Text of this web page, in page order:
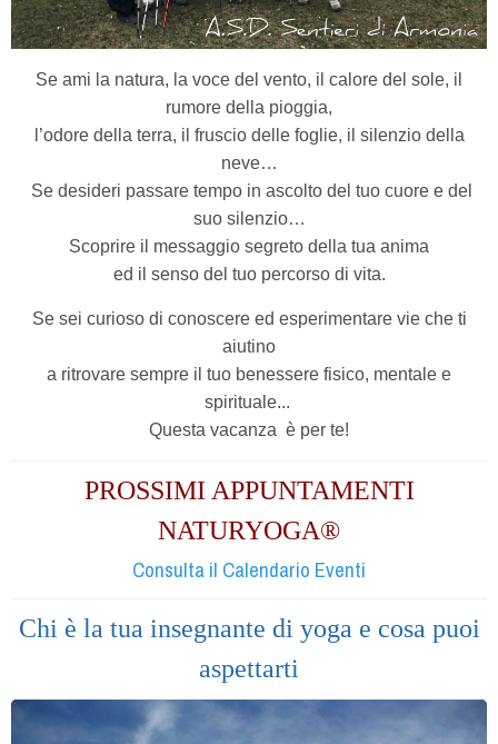
Se ami la natura, la voce del vento, il calore del sole, il
rumore della pioggia,
l’odore della terra, il fruscio delle foglie, il silenzio della
neve…
Se desideri passare tempo in ascolto del tuo cuore e del
suo silenzio…
Scoprire il messaggio segreto della tua anima
ed il senso del tuo percorso di vita.
Se sei curioso di conoscere ed esperimentare vie che ti
aiutino
a ritrovare sempre il tuo benessere fisico, mentale e
spirituale...
Questa vacanza è per te!
PROSSIMI APPUNTAMENTI
NATURYOGA®
Consulta il Calendario Eventi
Chi è la tua insegnante di yoga e cosa puoi
aspettarti